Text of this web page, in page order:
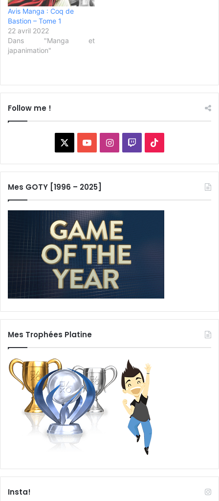
Avis Manga : Coq de
Bastion – Tome 1
22 avril 2022
Dans "Manga et
japanimation"
Follow me !
YouTubeInstagram
Twitch
Mes GOTY [1996 – 2025]
Mes Trophées Platine
Insta!